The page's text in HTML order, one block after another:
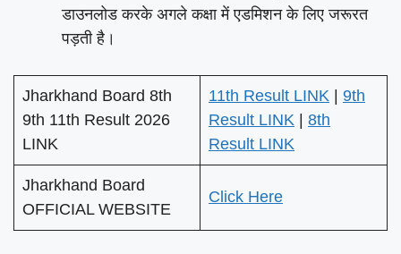
डाउनलोड करके अगले कक्षा में एडमिशन के लिए जरूरत
पड़ती है।
Jharkhand Board 8th
9th 11th Result 2026
LINK
11th Result LINK | 9th
Result LINK | 8th
Result LINK
Jharkhand Board
OFFICIAL WEBSITE
Click Here